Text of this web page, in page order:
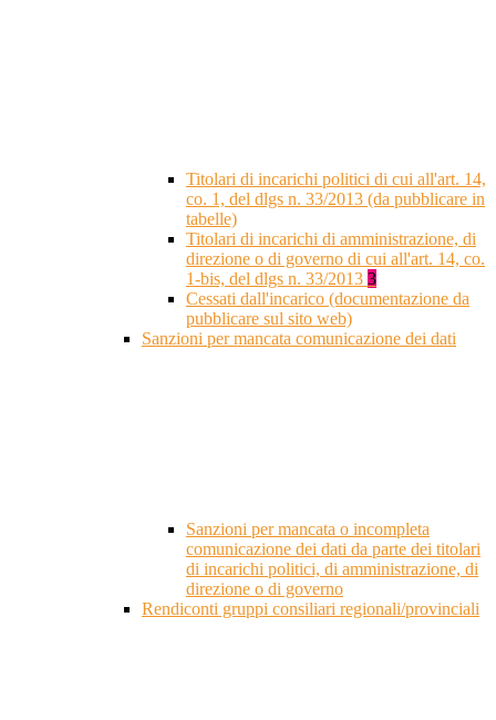
Titolari di incarichi politici di cui all'art. 14,
co. 1, del dlgs n. 33/2013 (da pubblicare in
tabelle)
Titolari di incarichi di amministrazione, di
direzione o di governo di cui all'art. 14, co.
1-bis, del dlgs n. 33/2013 3
Cessati dall'incarico (documentazione da
pubblicare sul sito web)
Sanzioni per mancata comunicazione dei dati
Sanzioni per mancata o incompleta
comunicazione dei dati da parte dei titolari
di incarichi politici, di amministrazione, di
direzione o di governo
Rendiconti gruppi consiliari regionali/provinciali